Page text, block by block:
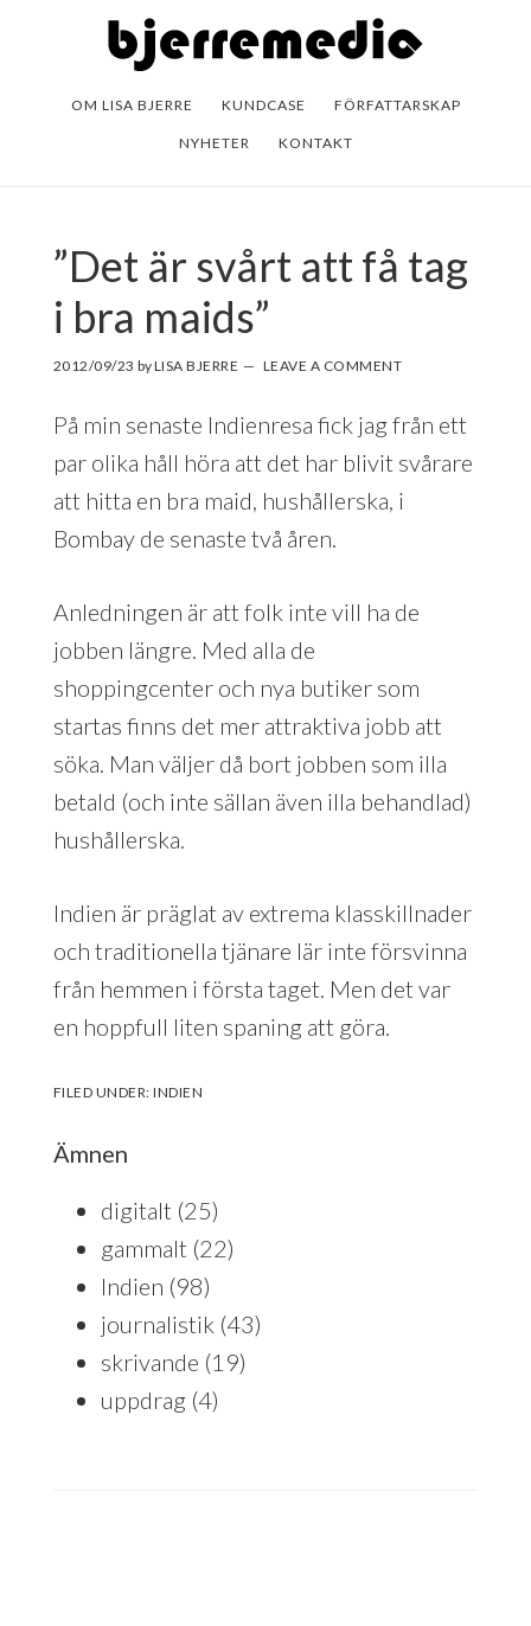
OM LISA BJERRE KUNDCASE FÖRFATTARSKAP
NYHETER KONTAKT
”Det är svårt att få tag
i bra maids”
2012/09/23 byLISA BJERRE LEAVE A COMMENT
På min senaste Indienresa fick jag från ett
par olika håll höra att det har blivit svårare
att hitta en bra maid, hushållerska, i
Bombay de senaste två åren.
Anledningen är att folk inte vill ha de
jobben längre. Med alla de
shoppingcenter och nya butiker som
startas finns det mer attraktiva jobb att
söka. Man väljer då bort jobben som illa
betald (och inte sällan även illa behandlad)
hushållerska.
Indien är präglat av extrema klasskillnader
och traditionella tjänare lär inte försvinna
från hemmen i första taget. Men det var
en hoppfull liten spaning att göra.
FILED UNDER:INDIEN
Ämnen
digitalt (25)
gammalt (22)
Indien (98)
journalistik (43)
skrivande (19)
uppdrag(4)